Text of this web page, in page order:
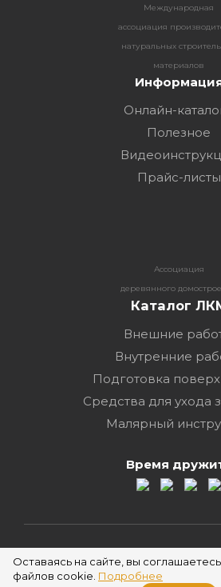
Международная
ассоциация
натуральных
материалов
Онлайн-
Полезное
Прайс-листы
Ассоциация
деревянного
Каталог
Внешние
Внутренние
Подготовка
Средства для ухода
Малярный
Время
2026 ©
Оставаясь на сайте, вы
файлов cookie. Подробнее